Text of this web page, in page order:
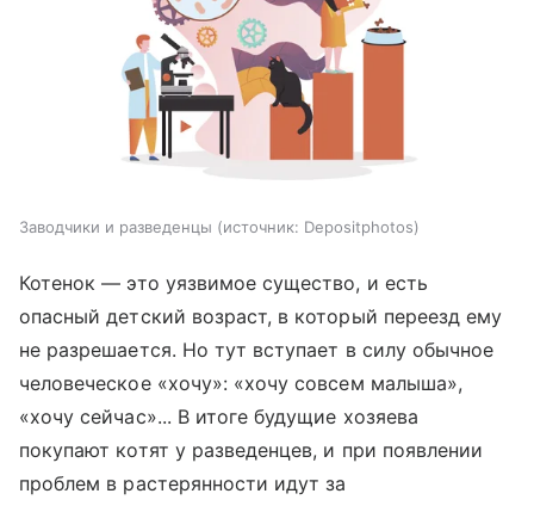
Заводчики и разведенцы источник: Depositphotos
Котенок — это уязвимое существо, и есть
опасный детский возраст, в который переезд ему
не разрешается. Но тут вступает в силу обычное
человеческое «хочу»: «хочу совсем малыша»,
«хочу сейчас»... В итоге будущие хозяева
покупают котят у разведенцев, и при появлении
проблем в растерянности идут за